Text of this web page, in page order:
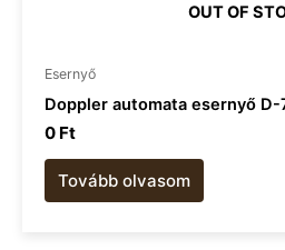
OUT OF
Esernyő
Doppler automata esernyő
0 Ft
Tovább olvasom